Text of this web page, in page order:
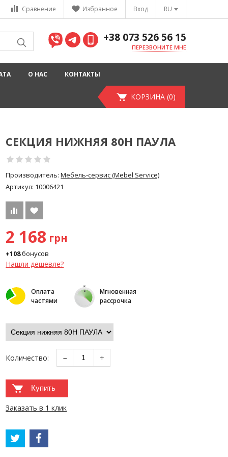
RU
Вход
Избранное
Сравнение
+38 073 526 56 15
ПЕРЕЗВОНИТЕ МНЕ
О НАС КОНТАКТЫ
КОРЗИНА (0)
СЕКЦИЯ НИЖНЯЯ 80Н ПАУЛА
Производитель:Мебель-сервис (Mebel Service)
Артикул: 10006421
2 168 грн
+108бонусов
Нашли дешевле?
Оплата
частями
Мгновенная
рассрочка
Количество: − +
Купить
Заказать в 1 клик